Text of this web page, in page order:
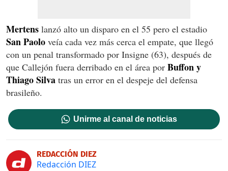
Mertens lanzó alto un disparo en el 55 pero el estadio
San Paolo veía cada vez más cerca el empate, que llegó
con un penal transformado por Insigne (63), después de
que Callejón fuera derribado en el área por Buffon y
Thiago Silva tras un error en el despeje del defensa
brasileño.
Unirme al canal de noticias
REDACCIÓN DIEZ
Redacción DIEZ